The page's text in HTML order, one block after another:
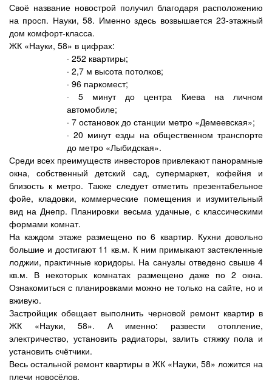
Своё название новострой получил благодаря расположению
на просп. Науки, 58. Именно здесь возвышается 23-этажный
дом комфорт-класса.
ЖК «Науки, 58» в цифрах:
· 252 квартиры;
· 2,7 м высота потолков;
· 96 паркомест;
· 5 минут до центра Киева на личном
автомобиле;
· 7 остановок до станции метро «Демеевская»;
· 20 минут езды на общественном транспорте
до метро «Лыбидская».
Среди всех преимуществ инвесторов привлекают панорамные
окна, собственный детский сад, супермаркет, кофейня и
близость к метро. Также следует отметить презентабельное
фойе, кладовки, коммерческие помещения и изумительный
вид на Днепр. Планировки весьма удачные, с классическими
формами комнат.
На каждом этаже размещено по 6 квартир. Кухни довольно
большие и достигают 11 кв.м. К ним примыкают застекленные
лоджии, практичные коридоры. На санузлы отведено свыше 4
кв.м. В некоторых комнатах размещено даже по 2 окна.
Ознакомиться с планировками можно не только на сайте, но и
вживую.
Застройщик обещает выполнить черновой ремонт квартир в
ЖК «Науки, 58». А именно: развести отопление,
электричество, установить радиаторы, залить стяжку пола и
установить счётчики.
Весь остальной ремонт квартиры в ЖК «Науки, 58» ложится на
плечи новосёлов.